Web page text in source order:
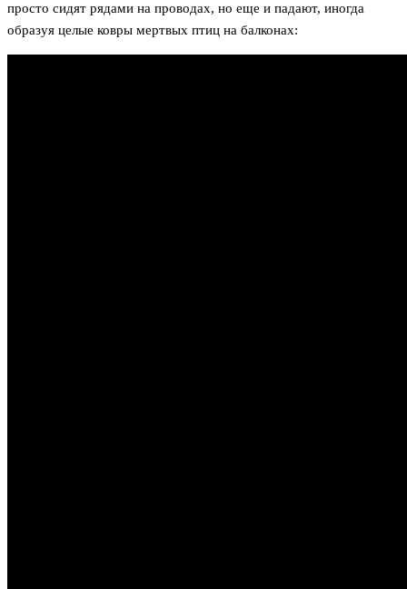
просто сидят рядами на проводах, но еще и падают, иногда
образуя целые ковры мертвых птиц на балконах: